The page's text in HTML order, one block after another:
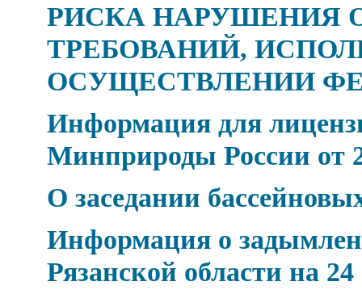
РИСКА НАРУШЕНИЯ
ТРЕБОВАНИЙ,
ОСУЩЕСТВЛЕНИИ
Информация для
Минприроды России от
О заседании
Информация о
Рязанской области на 24